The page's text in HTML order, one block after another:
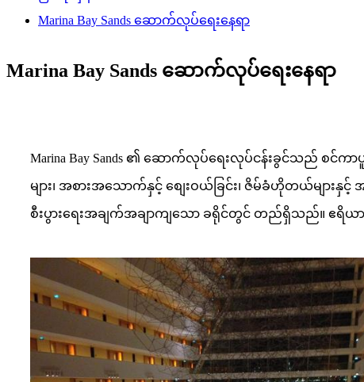
Marina Bay Sands ဆောက်လုပ်ရေးနေရာ
Marina Bay Sands ဆောက်လုပ်ရေးနေရာ
Marina Bay Sands ၏ ဆောက်လုပ်ရေးလုပ်ငန်းခွင်သည် စင်ကာပူ
များ၊ အစားအသောက်နှင့် စျေးဝယ်ခြင်း၊ ဇိမ်ခံဟိုတယ်များ
စီးပွားရေးအချက်အချာကျသော ခရိုင်တွင် တည်ရှိသည်။ ဧရိယာ